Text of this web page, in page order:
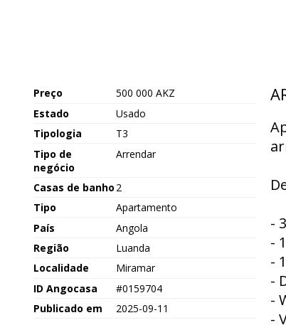
Preço
500 000 AKZ
Estado
Usado
Tipologia
T3
Tipo de
negócio
Arrendar
Casas de banho 2
Tipo
Apartamento
País
Angola
Região
Luanda
Localidade
Miramar
ID Angocasa
#0159704
Publicado em
2025-09-11
-
-
-
-
-
-